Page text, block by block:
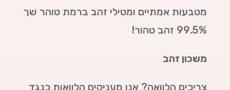
מטבעות אמתיים ומטילי זהב ברמת טוהר שך
99.5% זהב טהור!
משכון זהב
צריכים הלוואה? אנו מעניקים הלוואות כנגד